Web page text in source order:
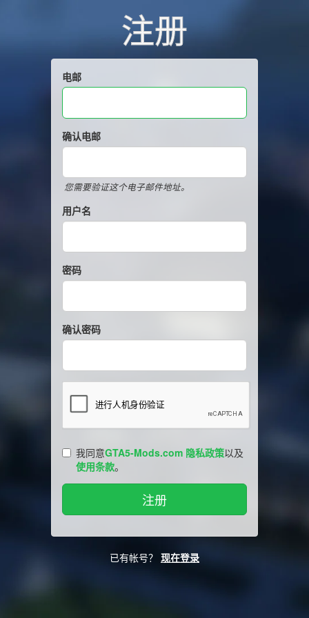
注册
电邮
确认电邮
您需要验证这个电子邮件地址。
用户名
密码
确认密码
我同意GTA5-Mods.com 隐私政策以及
使用条款。
已有帐号？ 现在登录